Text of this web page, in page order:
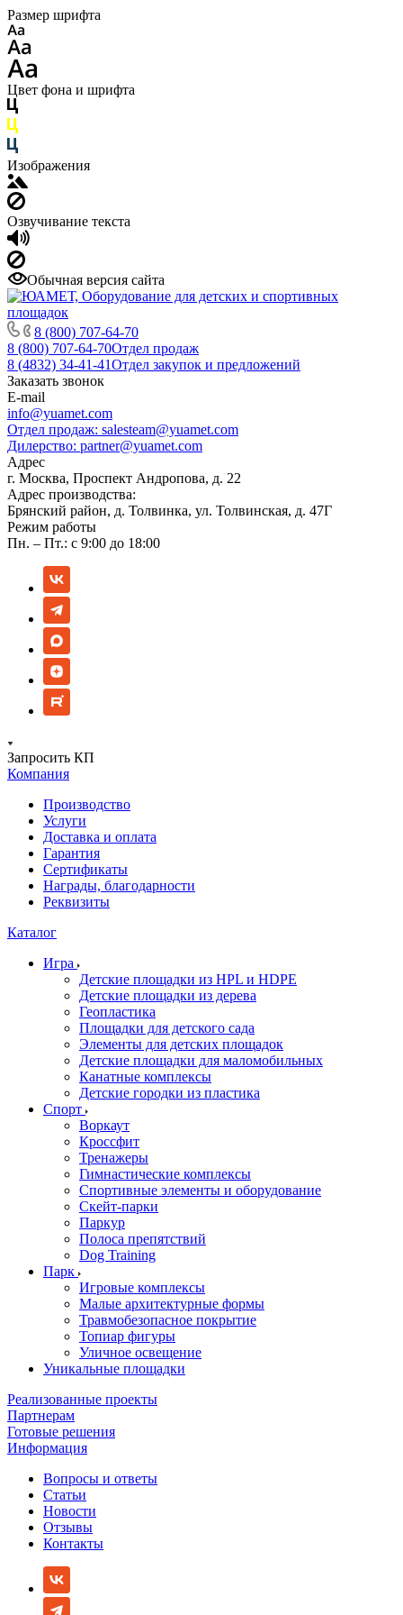
Размер шрифта
Цвет фона и шрифта
Изображения
Озвучивание текста
Обычная версия сайта
8 (800) 707-64-70
8 (800) 707-64-70Отдел продаж
8 (4832) 34-41-41Отдел закупок и предложений
Заказать звонок
E-mail
info@yuamet.com
Отдел продаж: salesteam@yuamet.com
Дилерство: partner@yuamet.com
Адрес
г. Москва, Проспект Андропова, д. 22
Адрес производства:
Брянский район, д. Толвинка, ул. Толвинская, д. 47Г
Режим работы
Пн. – Пт.: с 9:00 до 18:00
Запросить КП
Компания
Производство
Услуги
Доставка и оплата
Гарантия
Сертификаты
Награды, благодарности
Реквизиты
Каталог
Игра
Детские площадки из HPL и HDPE
Детские площадки из дерева
Геопластика
Площадки для детского сада
Элементы для детских площадок
Детские площадки для маломобильных
Канатные комплексы
Детские городки из пластика
Спорт
Воркаут
Кроссфит
Тренажеры
Гимнастические комплексы
Спортивные элементы и оборудование
Скейт-парки
Паркур
Полоса препятствий
Dog Training
Парк
Игровые комплексы
Малые архитектурные формы
Травмобезопасное покрытие
Топиар фигуры
Уличное освещение
Уникальные площадки
Реализованные проекты
Партнерам
Готовые решения
Информация
Вопросы и ответы
Статьи
Новости
Отзывы
Контакты